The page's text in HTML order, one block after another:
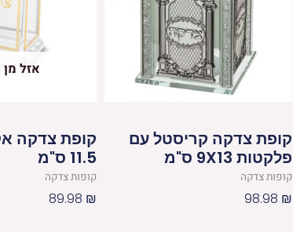
קופת צדקה קריסטל עם
פלקטות 9X13 ס"מ
קופות צדקה
98.98 ₪
אזל
קופת צדקה
11.5 ס"מ
קופות צדקה
89.98 ₪